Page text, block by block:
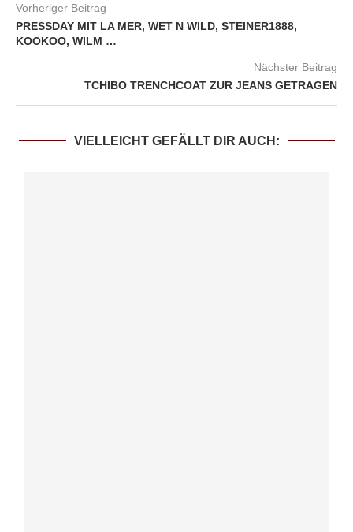
Vorheriger Beitrag
PRESSDAY MIT LA MER, WET N WILD, STEINER1888,
KOOKOO, WILM …
Nächster Beitrag
TCHIBO TRENCHCOAT ZUR JEANS GETRAGEN
VIELLEICHT GEFÄLLT DIR AUCH: